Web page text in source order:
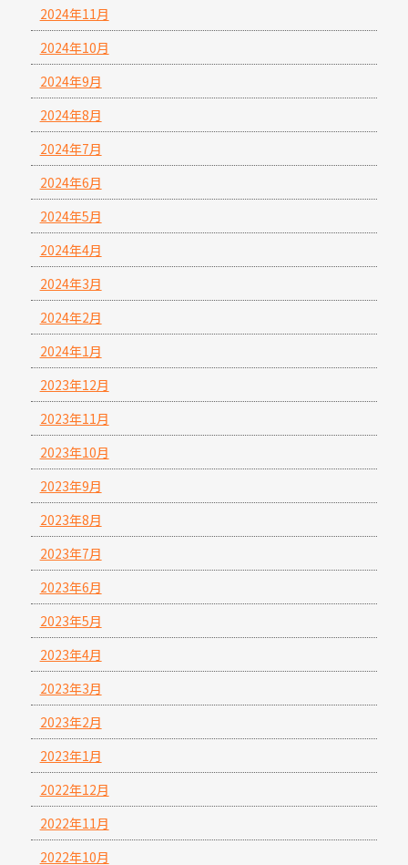
2024年11月
2024年10月
2024年9月
2024年8月
2024年7月
2024年6月
2024年5月
2024年4月
2024年3月
2024年2月
2024年1月
2023年12月
2023年11月
2023年10月
2023年9月
2023年8月
2023年7月
2023年6月
2023年5月
2023年4月
2023年3月
2023年2月
2023年1月
2022年12月
2022年11月
2022年10月